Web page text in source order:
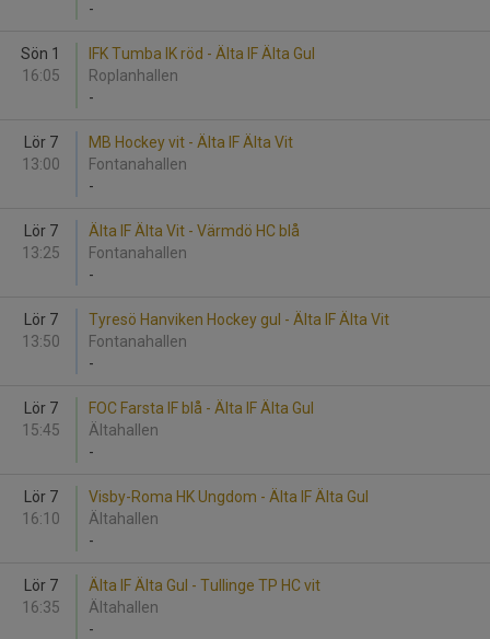
-
Sön 1
16:05
IFK Tumba IK röd - Älta IF Älta Gul
Roplanhallen
-
Lör 7
13:00
MB Hockey vit - Älta IF Älta Vit
Fontanahallen
-
Lör 7
13:25
Älta IF Älta Vit - Värmdö HC blå
Fontanahallen
-
Lör 7
13:50
Tyresö Hanviken Hockey gul - Älta IF Älta Vit
Fontanahallen
-
Lör 7
15:45
FOC Farsta IF blå - Älta IF Älta Gul
Ältahallen
-
Lör 7
16:10
Visby-Roma HK Ungdom - Älta IF Älta Gul
Ältahallen
-
Lör 7
16:35
Älta IF Älta Gul - Tullinge TP HC vit
Ältahallen
-